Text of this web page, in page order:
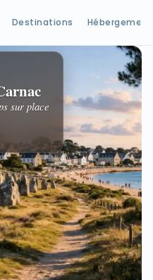
Destinations Hébergement
sur place